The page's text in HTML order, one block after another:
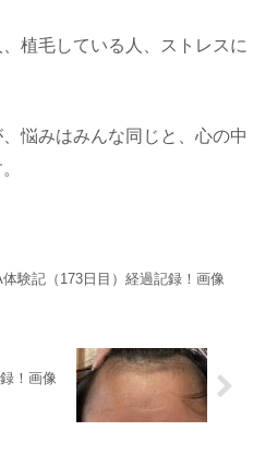
植毛している人、ストレスに
悩みはみんな同じと、心の中
験記（173日目）経過記録！画像
！画像